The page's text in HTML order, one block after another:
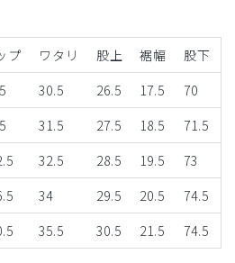
プ ワタリ 股上 裾幅
股下
30.5 26.5 17.5
70
31.5 27.5 18.5
71.5
32.5 28.5 19.5
73
34 29.5 20.5
74.5
35.5 30.5 21.5 74.5